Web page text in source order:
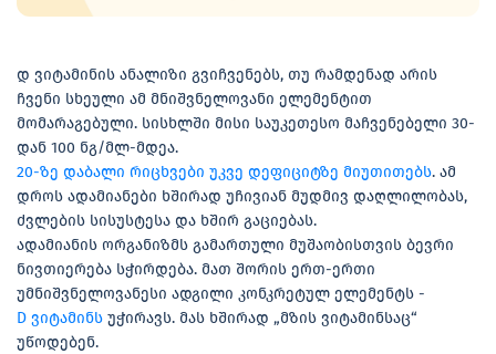
დ ვიტამინის ანალიზი გვიჩვენებს, თუ რამდენად არის
ჩვენი სხეული ამ მნიშვნელოვანი ელემენტით
მომარაგებული. სისხლში მისი საუკეთესო მაჩვენებელი 30-
დან 100 ნგ/მლ-მდეა.
20-ზე დაბალი რიცხვები უკვე დეფიციტზე მიუთითებს. ამ
დროს ადამიანები ხშირად უჩივიან მუდმივ დაღლილობას,
ძვლების სისუსტესა და ხშირ გაციებას.
ადამიანის ორგანიზმს გამართული მუშაობისთვის ბევრი
ნივთიერება სჭირდება. მათ შორის ერთ-ერთი
უმნიშვნელოვანესი ადგილი კონკრეტულ ელემენტს -
D ვიტამინს უჭირავს. მას ხშირად „მზის ვიტამინსაც“
უწოდებენ.